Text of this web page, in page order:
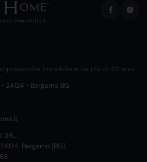
immobiliare da più di 40 anni.
24124 • Bergamo BG
SRL
Bergamo (BG)